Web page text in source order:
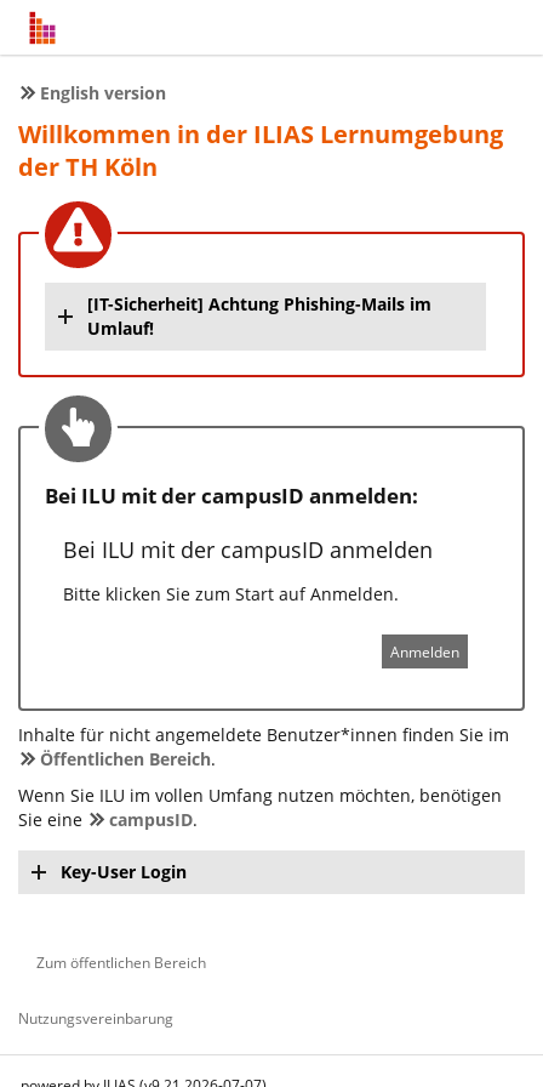
English version
Willkommen in der ILIAS Lernumgebung
der TH Köln
[IT-Sicherheit] Achtung Phishing-Mails im
Umlauf!
Bei ILU mit der campusID anmelden:
Bei ILU mit der campusID anmelden
Bitte klicken Sie zum Start auf Anmelden.
Anmelden
Inhalte für nicht angemeldete Benutzer*innen finden Sie im
Öffentlichen Bereich.
Wenn Sie ILU im vollen Umfang nutzen möchten, benötigen
Sie eine
campusID.
Key-User Login
Zum öffentlichen Bereich
Nutzungsvereinbarung